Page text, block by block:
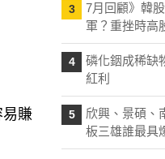
易賺
3
7月回顧》韓
軍？重挫時高
4
磷化銦成稀缺
紅利
5
欣興、景碩、
板三雄誰最具